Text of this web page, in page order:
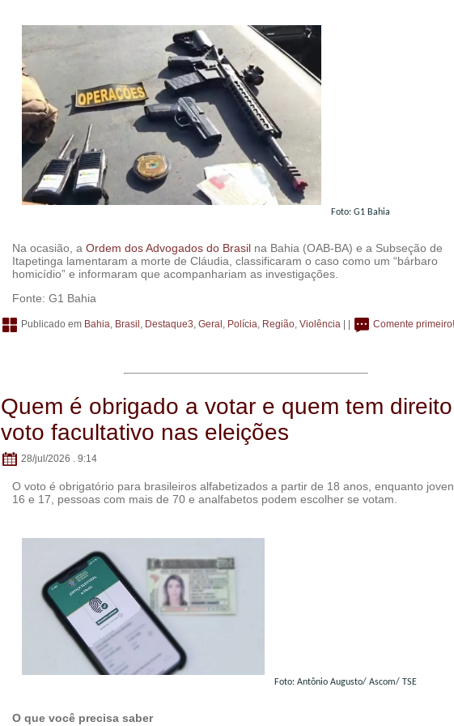
Foto: G1 Bahia
Na ocasião, a Ordem dos Advogados do Brasil na Bahia (OAB-BA) e a Subseção de
Itapetinga lamentaram a morte de Cláudia, classificaram o caso como um “bárbaro
homicídio” e informaram que acompanhariam as investigações.
Fonte: G1 Bahia
Publicado em Bahia, Brasil , Destaque3, Geral , Polícia, Região, Violência Comente
Quem é obrigado a votar e quem tem
voto facultativo nas eleições
28/jul/2026 . 9:14
O voto é obrigatório para brasileiros alfabetizados a partir de 18 anos, enquanto
16 e 17, pessoas com mais de 70 e analfabetos podem escolher se votam.
Foto: Antônio Augusto/ Ascom/ TSE
O que você precisa saber